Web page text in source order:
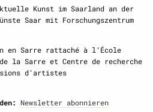
Kunst im Saarland an der
Saar mit Forschungszentrum
en Sarre rattaché à l‘École
la Sarre et Centre de recherche
d‘artistes
Newsletter abonnieren